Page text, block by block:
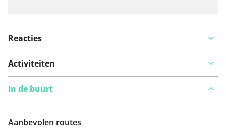
Reacties
Activiteiten
In de buurt
Aanbevolen routes